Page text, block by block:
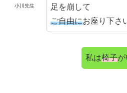
小川先生
足を崩して
ご自由にお座り下さ
私は椅子が